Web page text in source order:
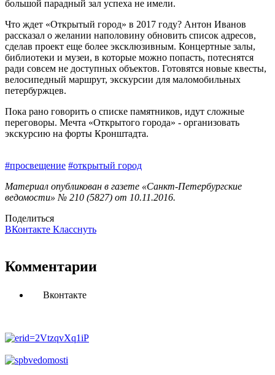
большой парадный зал успеха не имели.
Что ждет «Открытый город» в 2017 году? Антон Иванов
рассказал о желании наполовину обновить список адресов,
сделав проект еще более эксклюзивным. Концертные залы,
библиотеки и музеи, в которые можно попасть, потеснятся
ради совсем не доступных объектов. Готовятся новые квесты,
велосипедный маршрут, экскурсии для маломобильных
петербуржцев.
Пока рано говорить о списке памятников, идут сложные
переговоры. Мечта «Открытого города» - организовать
экскурсию на форты Кронштадта.
#просвещение #открытый город
Материал опубликован в газете «Санкт-Петербургские
ведомости» № 210 (5827) от 10.11.2016.
Поделиться
ВКонтакте Класснуть
Комментарии
Вконтакте